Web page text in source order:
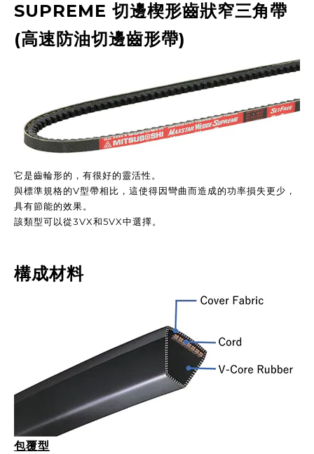
SUPREME 切邊楔形齒狀窄三角帶
(高速防油切邊齒形帶)
它是齒輪形的，有很好的靈活性。
與標準規格的V型帶相比，這使得因彎曲而造成的功率損失更少，
具有節能的效果。
該類型可以從3VX和5VX中選擇。
構成材料
包覆型